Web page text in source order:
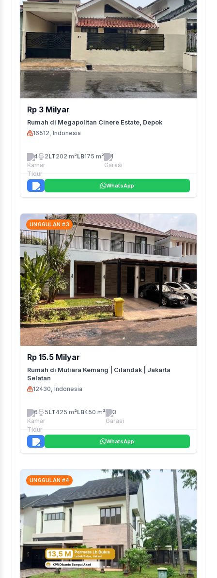
Rp 3 Milyar
Rumah di Megapolitan Cinere Estate, Depok
16512, Indonesia
4 2LT202 m²LB175 m² 1
WhatsApp
UNGGULAN #3
Rp 15.5 Milyar
Rumah di Mutiara Kemang | Cilandak | Jakarta
Selatan
12430, Indonesia
6 5LT425 m²LB450 m² 3
WhatsApp
UNGGULAN #4